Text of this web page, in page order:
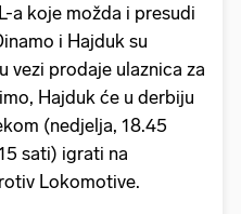
a koje možda i presudi
i Hajduk su
vezi prodaje ulaznica za
Hajduk će u derbiju
(nedjelja, 18.45
sati) igrati na
Lokomotive.